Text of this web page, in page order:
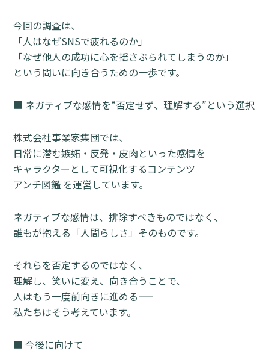
今回の調査は、
「人はなぜSNSで疲れるのか」
「なぜ他人の成功に心を揺さぶられてしまうのか」
という問いに向き合うための一歩です。
■ ネガティブな感情を“否定せず、理解する”という選択
株式会社事業家集団では、
日常に潜む嫉妬・反発・皮肉といった感情を
キャラクターとして可視化するコンテンツ
アンチ図鑑 を運営しています。
ネガティブな感情は、排除すべきものではなく、
誰もが抱える「人間らしさ」そのものです。
それらを否定するのではなく、
理解し、笑いに変え、向き合うことで、
人はもう一度前向きに進める――
私たちはそう考えています。
■ 今後に向けて